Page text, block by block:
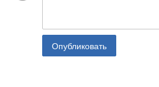
Опубликовать